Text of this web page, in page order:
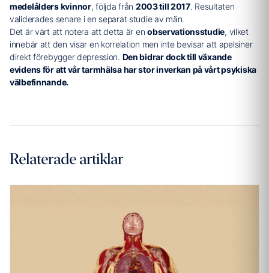
medelålders kvinnor, följda från 2003 till 2017. Resultaten
validerades senare i en separat studie av män.
Det är värt att notera att detta är enobservationsstudie, vilket
innebär att den visar en korrelation men inte bevisar att apelsiner
direkt förebygger depression. Den bidrar dock till växande
evidens för att vår tarmhälsa har stor inverkan på vårt psykiska
välbefinnande.
Relaterade artiklar